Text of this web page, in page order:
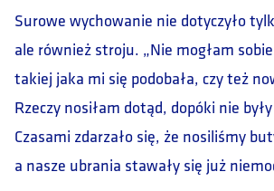
Surowe wychowanie nie dotyczyło
ale również stroju. „Nie mogłam
takiej jaka mi się podobała, czy też
Rzeczy nosiłam dotąd, dopóki nie
Czasami zdarzało się, że nosiliśmy
a nasze ubrania stawały się już